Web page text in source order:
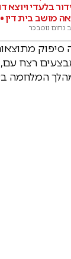
בלעדי ויוצא
מושב בית דין
נחום נוסבכר
רצח
המלחמה